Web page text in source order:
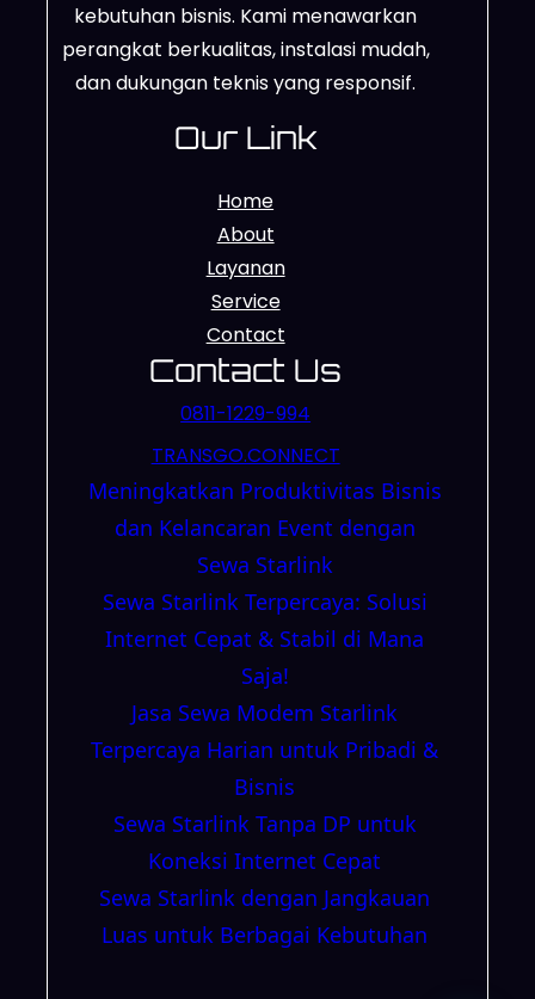
kebutuhan bisnis. Kami menawarkan
perangkat berkualitas, instalasi mudah,
dan dukungan teknis yang responsif.
Our Link
Home
About
Layanan
Service
Contact
Contact Us
0811-1229-994
TRANSGO.CONNECT
Meningkatkan Produktivitas Bisnis
dan Kelancaran Event dengan
Sewa Starlink
Sewa Starlink Terpercaya: Solusi
Internet Cepat & Stabil di Mana
Saja!
Jasa Sewa Modem Starlink
Terpercaya Harian untuk Pribadi &
Bisnis
Sewa Starlink Tanpa DP untuk
Koneksi Internet Cepat
Sewa Starlink dengan Jangkauan
Luas untuk Berbagai Kebutuhan